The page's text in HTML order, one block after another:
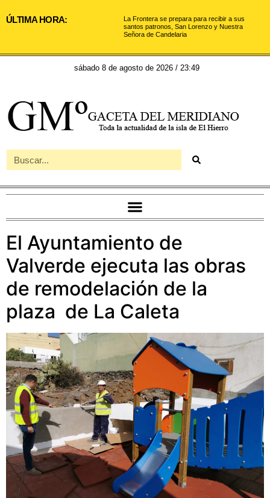
ÚLTIMA HORA:
La Frontera se prepara para recibir a sus
santos patronos, San Lorenzo y Nuestra
Señora de Candelaria
sábado 8 de agosto de 2026 / 23:49
El Ayuntamiento de
Valverde ejecuta las obras
de remodelación de la
plaza de La Caleta